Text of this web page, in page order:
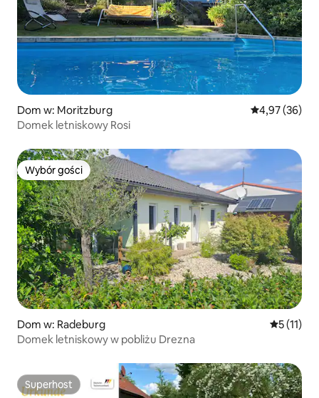
Dom w: Moritzburg Średnia
4,97 (36)
Domek letniskowy Rosi
Wybór gości
Wybór gości
Dom w: Radeburg Średnia
5 (11)
Domek letniskowy w pobliżu Drezna
Superhost
Superhost